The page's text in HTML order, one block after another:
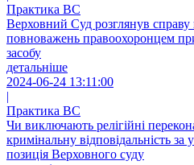
Практика ВС
Верховний Суд розглянув
повноважень правоохоронцем
засобу
детальніше
2024-06-24 13:11:00
|
Практика ВС
Чи виключають релігійні
кримінальну відповідальність за
позиція Верховного суду